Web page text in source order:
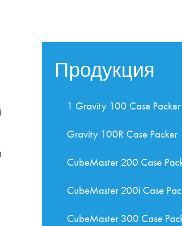
Продукция
1 Gravity 100 Case Packer
Gravity 100R Case Packer
CubeMaster 200 Case
CubeMaster 200i Case
CubeMaster 300 Case